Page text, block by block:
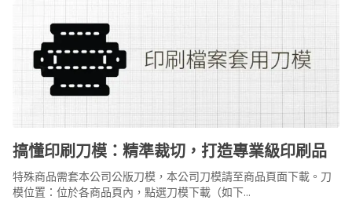
搞懂印刷刀模：精準裁切，打造專業級印刷品
特殊商品需套本公司公版刀模，本公司刀模請至商品頁面下載。刀
模位置：位於各商品頁內，點選刀模下載（如下...